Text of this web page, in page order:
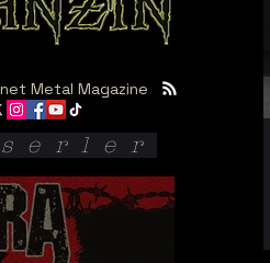
Metal Magazine